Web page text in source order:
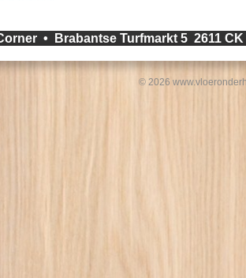
• Brabantse Turfmarkt 5 2611
© 2026